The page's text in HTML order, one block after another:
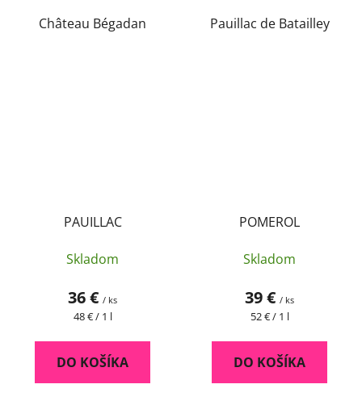
Château Bégadan Pauillac de Batailley
PAUILLAC
Skladom
36 € / ks
Jednotková
48 € / 1 l
DO KOŠÍKA
POMEROL
Skladom
39 € / ks
Jednotková
52 € / 1 l
DO KOŠÍKA